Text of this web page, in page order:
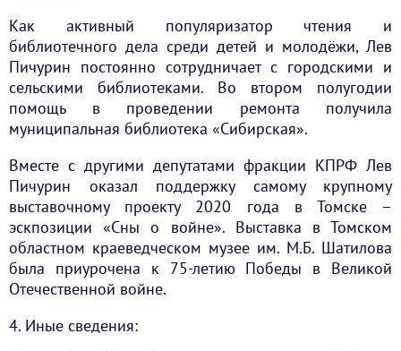
Как активный популяризатор чтения и
библиотечного дела среди детей и молодёжи, Лев
Пичурин постоянно сотрудничает с городскими и
сельскими библиотеками. Во втором полугодии
помощь в проведении ремонта получила
муниципальная библиотека «Сибирская».
Вместе с другими депутатами фракции КПРФ Лев
Пичурин оказал поддержку самому крупному
выставочному проекту 2020 года в Томске –
эскпозиции «Сны о войне». Выставка в Томском
областном краеведческом музее им. М.Б. Шатилова
была приурочена к 75-летию Победы в Великой
Отечественной войне.
4. Иные сведения: